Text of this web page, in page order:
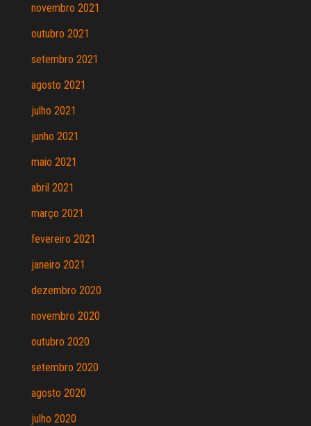
novembro 2021
outubro 2021
setembro 2021
agosto 2021
julho 2021
junho 2021
maio 2021
abril 2021
março 2021
fevereiro 2021
janeiro 2021
dezembro 2020
novembro 2020
outubro 2020
setembro 2020
agosto 2020
julho 2020